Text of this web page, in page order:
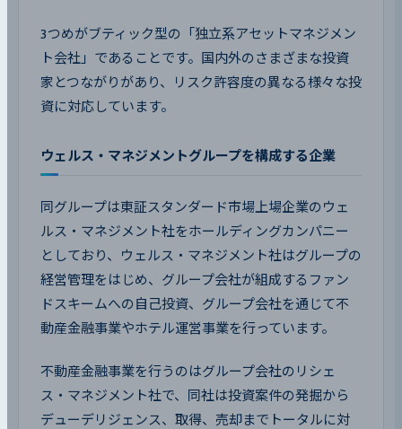
3つめがブティック型の「独立系アセットマネジメン
ト会社」であることです。国内外のさまざまな投資
家とつながりがあり、リスク許容度の異なる様々な投
資に対応しています。
ウェルス・マネジメントグループを構成する企業
同グループは東証スタンダード市場上場企業のウェ
ルス・マネジメント社をホールディングカンパニー
としており、ウェルス・マネジメント社はグループの
経営管理をはじめ、グループ会社が組成するファン
ドスキームへの自己投資、グループ会社を通じて不
動産金融事業やホテル運営事業を行っています。
不動産金融事業を行うのはグループ会社のリシェ
ス・マネジメント社で、同社は投資案件の発掘から
デューデリジェンス、取得、売却までトータルに対